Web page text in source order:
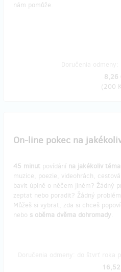
nám pomůže.
8,26
(200
On-line pokec na
45 minut povídání na jakékoliv téma
muzice, poezie, videohrách,
bavit úplně o něčem jiném? Žádný
zeptat nebo poradit? Žádný
Můžeš si vybrat, zda si chceš
nebo s oběma dvěma dohromady.